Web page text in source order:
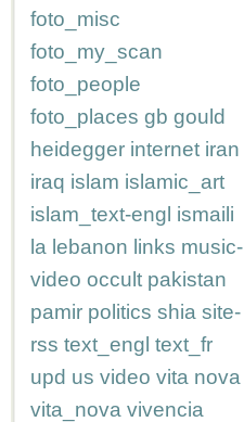
foto_misc
foto_my_scan
foto_people
foto_places gb gould
heidegger internet iran
iraq islam islamic_art
islam_text-engl ismaili
la lebanon links music-
video occult pakistan
pamir politics shia site-
rss text_engl text_fr
upd us video vita nova
vita_nova vivencia